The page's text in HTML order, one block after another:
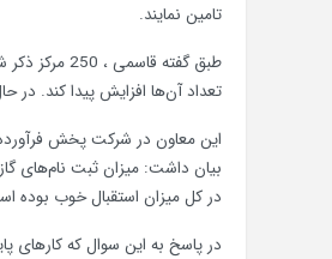
تامین نمایند.
طبق گفته
تعداد آن‌ها افزایش پیدا کند. در
در کل میزان استقبال خوب بوده
در پاسخ به این سوال که کارهای